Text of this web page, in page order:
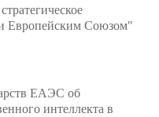
Европейским Союзом"
ЕАЭС об
интеллекта в